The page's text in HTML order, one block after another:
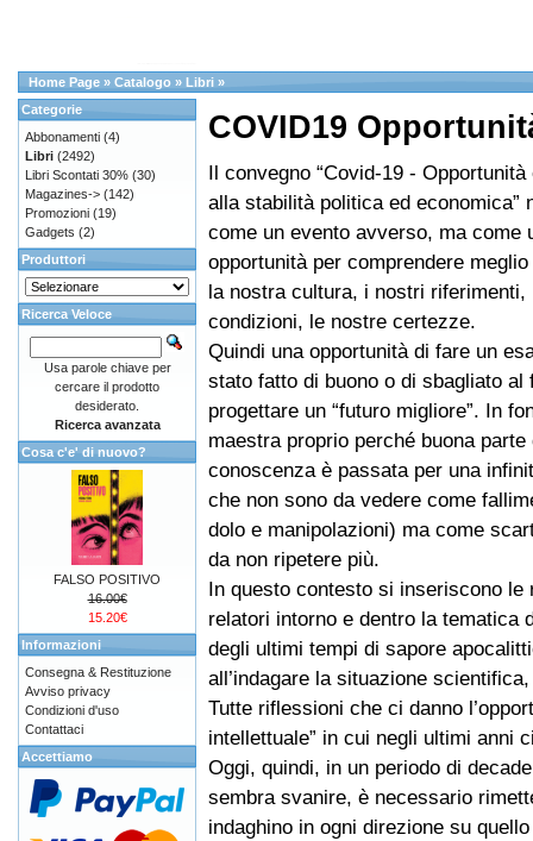
Home Page » Catalogo » Libri »
COVID19
Il convegno “Covid-19 -
alla stabilità politica ed economica”
come un evento avverso, ma come
opportunità per comprendere
la nostra cultura, i nostri riferimenti,
condizioni, le nostre certezze.
Quindi una opportunità di fare un
stato fatto di buono o di sbagliato al
progettare un “futuro migliore”. In
maestra proprio perché buona parte
conoscenza è passata per una
che non sono da vedere come
dolo e manipolazioni) ma come
da non ripetere più.
In questo contesto si inseriscono le
relatori intorno e dentro la tematica
degli ultimi tempi di sapore
all’indagare la situazione
Tutte riflessioni che ci danno
intellettuale” in cui negli ultimi anni
Oggi, quindi, in un periodo di
sembra svanire, è necessario
indaghino in ogni direzione su
Categorie
Abbonamenti (4)
Libri (2492)
Libri Scontati 30% (30)
Magazines-> (142)
Promozioni (19)
Gadgets (2)
Produttori
Ricerca Veloce
Usa parole chiave per
cercare il prodotto
desiderato.
Ricerca avanzata
Cosa c'e' di nuovo?
FALSO POSITIVO
16.00€
15.20€
Informazioni
Consegna & Restituzione
Avviso privacy
Condizioni d'uso
Contattaci
Accettiamo